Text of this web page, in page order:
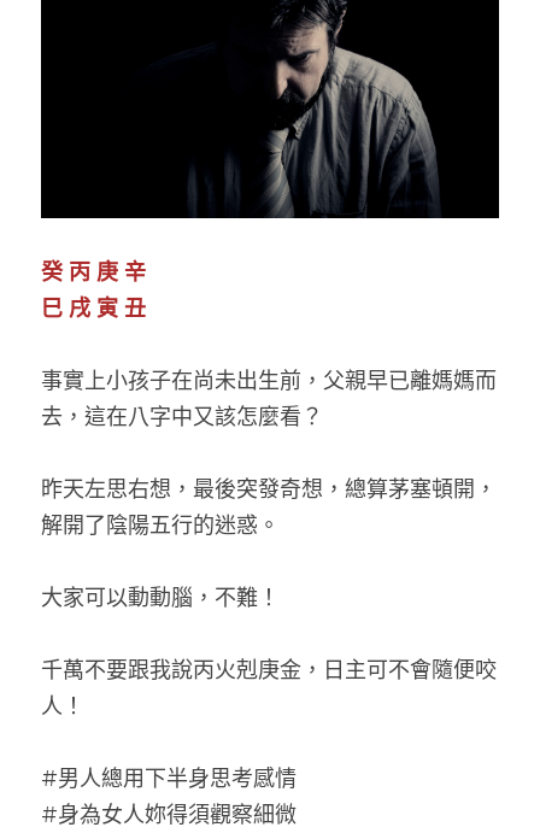
癸 丙 庚 辛
巳 戌 寅 丑
事實上小孩子在尚未出生前，父親早已離媽媽而
去，這在八字中又該怎麼看？
昨天左思右想，最後突發奇想，總算茅塞頓開，
解開了陰陽五行的迷惑。
大家可以動動腦，不難！
千萬不要跟我說丙火剋庚金，日主可不會隨便咬
人！
#男人總用下半身思考感情
#身為女人妳得須觀察細微